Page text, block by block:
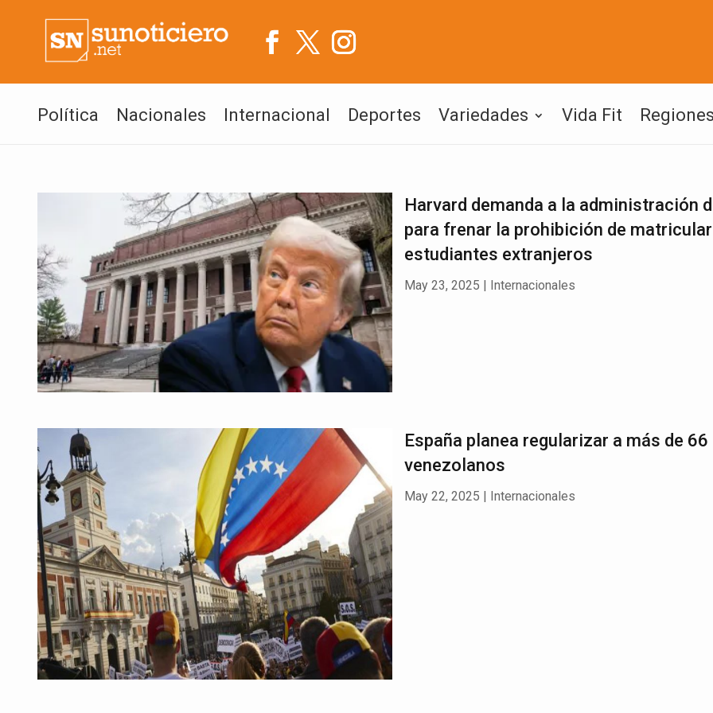
Política Nacionales Internacional Deportes Variedades Vida Fit
Harvard demanda a la administración
para frenar la prohibición de matricular
estudiantes extranjeros
May 23, 2025 | Internacionales
España planea regularizar a más de
venezolanos
May 22, 2025 Internacionales